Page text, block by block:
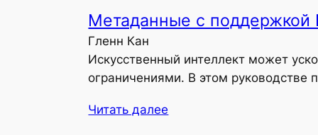
Метаданные с поддержкой
Гленн Кан
Искусственный интеллект может
ограничениями. В этом руководстве
Читать далее